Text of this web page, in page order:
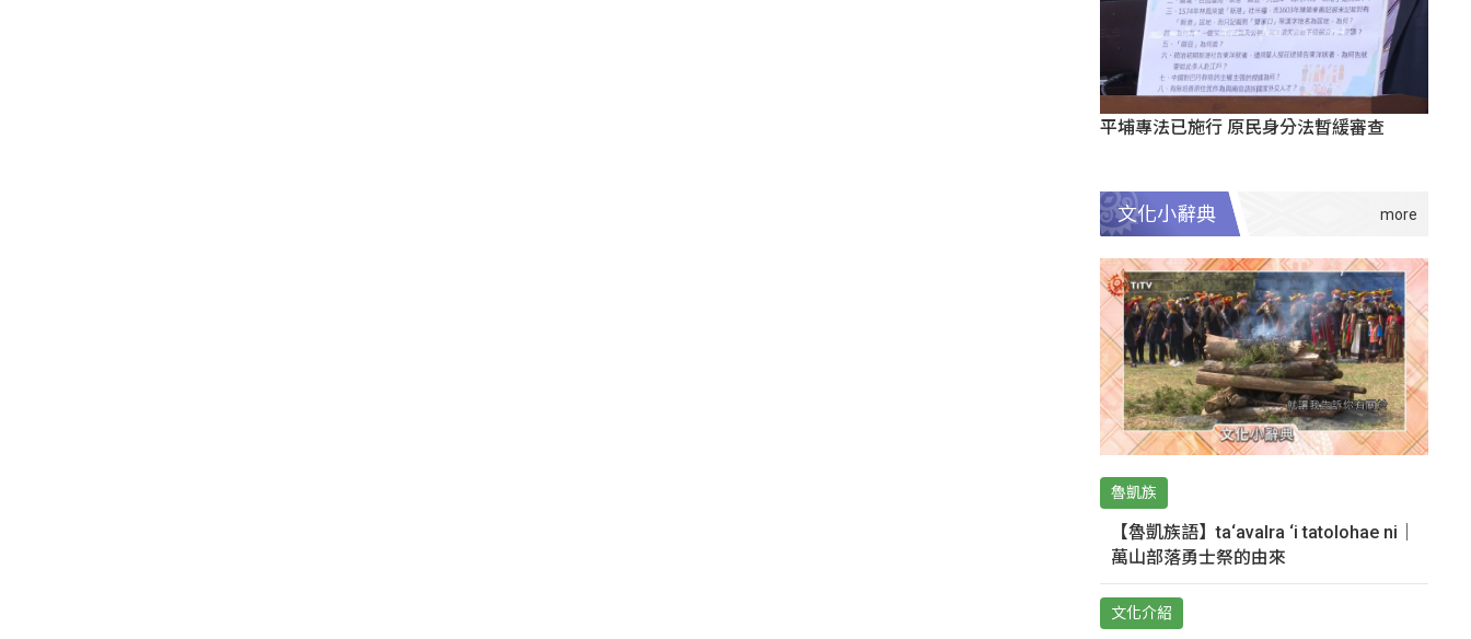
平埔專法已施行 原民身分法暫緩審查
文化小辭典
魯凱族
【魯凱族語】ta‘avalra ‘i tatolohae ni｜
萬山部落勇士祭的由來
文化介紹